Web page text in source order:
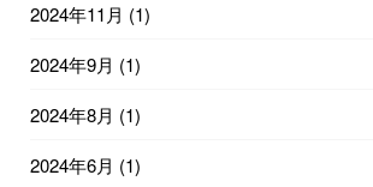
2024年11月 (1)
2024年9月 (1)
2024年8月 (1)
2024年6月 (1)